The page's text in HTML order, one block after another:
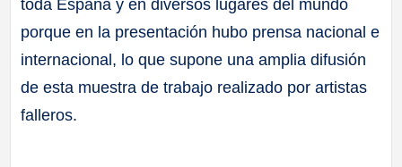
toda España y en diversos lugares del mundo
porque en la presentación hubo prensa nacional e
internacional, lo que supone una amplia difusión
de esta muestra de trabajo realizado por artistas
falleros.